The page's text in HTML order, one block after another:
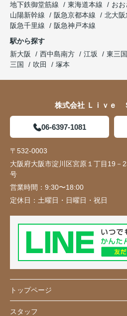
地下鉄御堂筋線
東海道本線 お
山陽新幹線
阪急京都本線 北大阪
阪急千里線
阪急神戸本線
駅から探す
新大阪
西中島南方 江坂 東三国
三国
吹田 塚本
株式会社 Ｌｉｖｅ
06-6397-1081
〒532-0003
大阪府大阪市淀川区宮原１丁目19－
号
営業時間： 9:30〜18:00
定休日： 土曜日・日曜日・祝日
トップページ
スタッフ